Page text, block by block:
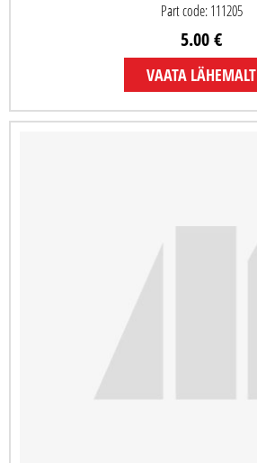
Part code: 111205
5.00 €
VAATA LÄHEMALT